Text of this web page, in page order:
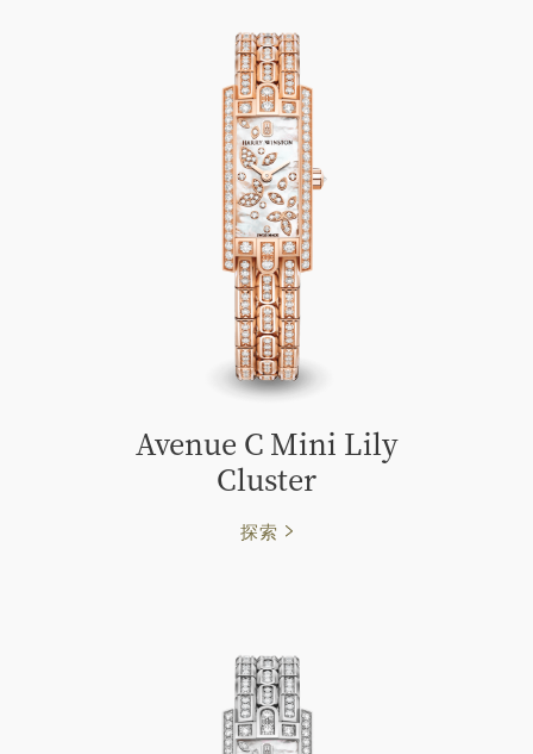
Avenue C Mini Lily
Cluster
探索